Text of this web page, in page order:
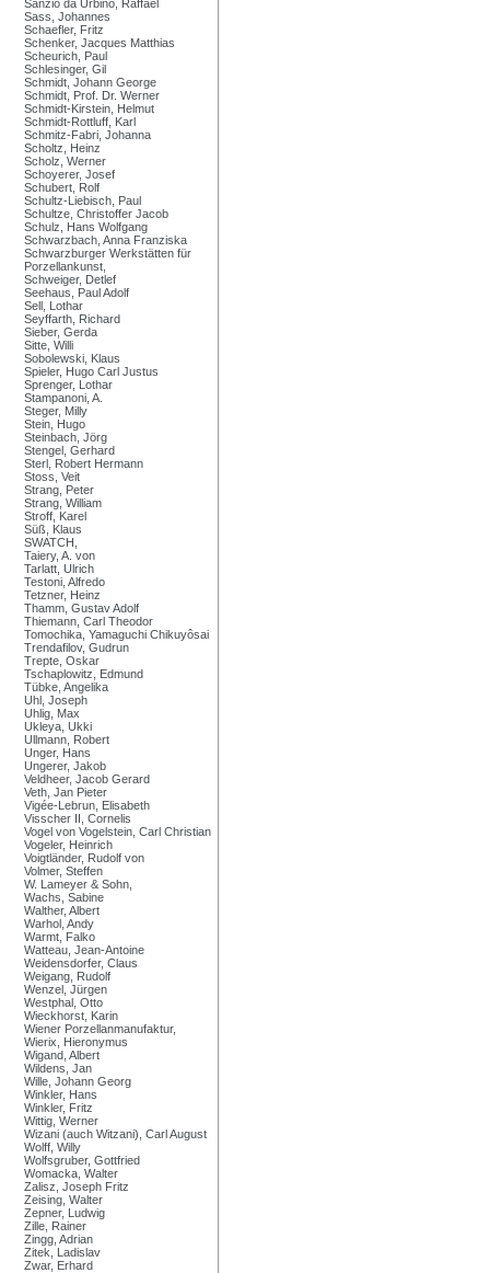
Sanzio da Urbino, Raffael
Sass, Johannes
Schaefler, Fritz
Schenker, Jacques Matthias
Scheurich, Paul
Schlesinger, Gil
Schmidt, Johann George
Schmidt, Prof. Dr. Werner
Schmidt-Kirstein, Helmut
Schmidt-Rottluff, Karl
Schmitz-Fabri, Johanna
Scholtz, Heinz
Scholz, Werner
Schoyerer, Josef
Schubert, Rolf
Schultz-Liebisch, Paul
Schultze, Christoffer Jacob
Schulz, Hans Wolfgang
Schwarzbach, Anna Franziska
Schwarzburger Werkstätten für
Porzellankunst,
Schweiger, Detlef
Seehaus, Paul Adolf
Sell, Lothar
Seyffarth, Richard
Sieber, Gerda
Sitte, Willi
Sobolewski, Klaus
Spieler, Hugo Carl Justus
Sprenger, Lothar
Stampanoni, A.
Steger, Milly
Stein, Hugo
Steinbach, Jörg
Stengel, Gerhard
Sterl, Robert Hermann
Stoss, Veit
Strang, Peter
Strang, William
Stroff, Karel
Süß, Klaus
SWATCH,
Taiery, A. von
Tarlatt, Ulrich
Testoni, Alfredo
Tetzner, Heinz
Thamm, Gustav Adolf
Thiemann, Carl Theodor
Tomochika, Yamaguchi Chikuyôsai
Trendafilov, Gudrun
Trepte, Oskar
Tschaplowitz, Edmund
Tübke, Angelika
Uhl, Joseph
Uhlig, Max
Ukleya, Ukki
Ullmann, Robert
Unger, Hans
Ungerer, Jakob
Veldheer, Jacob Gerard
Veth, Jan Pieter
Vigée-Lebrun, Elisabeth
Visscher II, Cornelis
Vogel von Vogelstein, Carl Christian
Vogeler, Heinrich
Voigtländer, Rudolf von
Volmer, Steffen
W. Lameyer & Sohn,
Wachs, Sabine
Walther, Albert
Warhol, Andy
Warmt, Falko
Watteau, Jean-Antoine
Weidensdorfer, Claus
Weigang, Rudolf
Wenzel, Jürgen
Westphal, Otto
Wieckhorst, Karin
Wiener Porzellanmanufaktur,
Wierix, Hieronymus
Wigand, Albert
Wildens, Jan
Wille, Johann Georg
Winkler, Hans
Winkler, Fritz
Wittig, Werner
Wizani (auch Witzani), Carl August
Wolff, Willy
Wolfsgruber, Gottfried
Womacka, Walter
Zalisz, Joseph Fritz
Zeising, Walter
Zepner, Ludwig
Zille, Rainer
Zingg, Adrian
Zitek, Ladislav
Zwar, Erhard